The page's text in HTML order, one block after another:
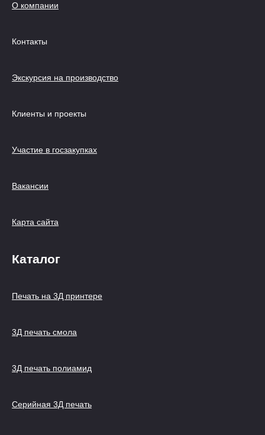
О компании
Контакты
Экскурсия на производство
Клиенты и проекты
Участие в госзакупках
Вакансии
Карта сайта
Каталог
Печать на 3Д принтере
3Д печать смола
3Д печать полиамид
Серийная 3Д печать